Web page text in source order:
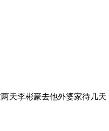
天李彬豪去他外婆家待几